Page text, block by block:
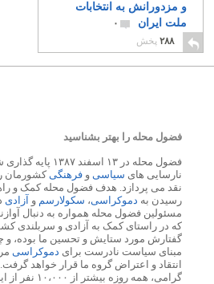
و مزدورانش به انتخابات
ملت ایران
۰
۲۸۸ پخش
فضول محله را بهتر بشناسید
فضول محله در ۱۳
نارسایی های سیاسی و فرهنگیکشورمان
نقد می پردازد. هدف فضول محله کمک و
رسیدن به دموکراسی، سکولارسم و آزادی
مسئولین فضول محله همواره به دنبال
که در راستای کمک به آزادی و سربلندی
گفتارش مورد ستایش و تحسین ما بوده، و
مبنای سیاست نادرست برای دموکراسی
انتقاد و اعتراض گروه ما قرار خواهد
گرامی، همه روزه بیشتر از ۱۰،۰۰۰ نفر از این سایت دیدن می کنند.